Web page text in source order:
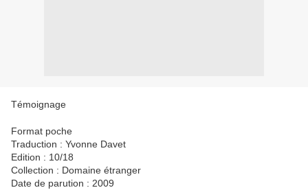
Témoignage
Format poche
Traduction : Yvonne Davet
Edition : 10/18
Collection : Domaine étranger
Date de parution : 2009